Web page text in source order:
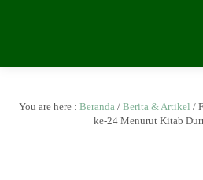
You are here : Beranda/ Berita & Artikel /
ke-24 Menurut Kitab